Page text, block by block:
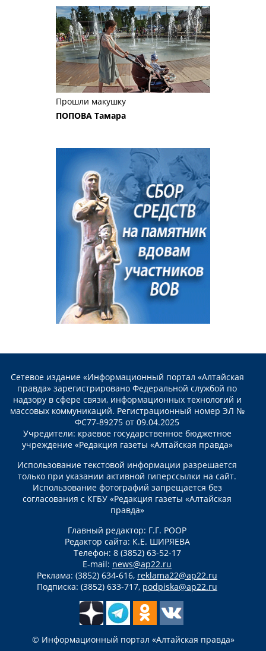
Прошли макушку
ПОПОВА Тамара
Сетевое издание «Информационный портал «Алтайская
правда» зарегистрировано Федеральной службой по
надзору в сфере связи, информационных технологий и
массовых коммуникаций. Регистрационный номер ЭЛ №
ФС77-89275 от 09.04.2025
Учредители: краевое государственное бюджетное
учреждение «Редакция газеты «Алтайская правда»
Использование текстовой информации разрешается
только при указании активной гиперссылки на сайт.
Использование фотографий запрещается без
согласования с КГБУ «Редакция газеты «Алтайская
правда»
Главный редактор: Г.Г. РООР
Редактор сайта: К.Е. ШИРЯЕВА
Телефон: 8 (3852) 63-52-17
E-mail: news@ap22.ru
Реклама: (3852) 634-616, reklama22@ap22.ru
Подписка: (3852) 633-717, podpiska@ap22.ru
© Информационный портал «Алтайская правда»